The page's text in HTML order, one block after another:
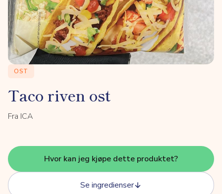
OST
Taco riven ost
Fra ICA
Hvor kan jeg kjøpe dette produktet?
Se ingredienser